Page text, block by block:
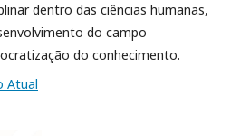
dentro das ciências humanas,
do campo
do conhecimento.
Atual